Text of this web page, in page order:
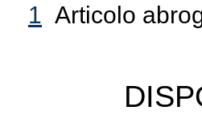
1 Articolo